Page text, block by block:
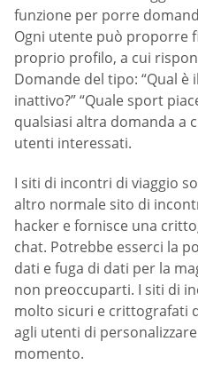
funzione per porre
Ogni utente può proporre
proprio profilo, a cui
Domande del tipo: “Qual
inattivo?” “Quale sport
qualsiasi altra domanda a
utenti interessati.
I siti di incontri di viaggio
altro normale sito di
hacker e fornisce una
chat. Potrebbe esserci la
dati e fuga di dati per la
non preoccuparti. I siti di
molto sicuri e crittografati
agli utenti di
momento.